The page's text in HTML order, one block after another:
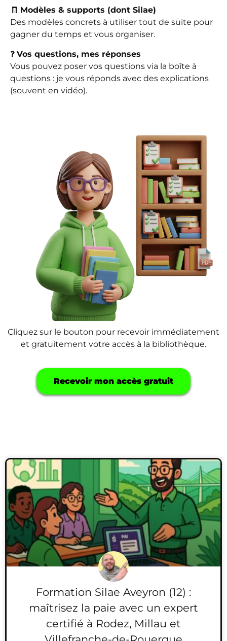
🧾 Modèles & supports (dont Silae)
Des modèles concrets à utiliser tout de suite pour
gagner du temps et vous organiser.
❓ Vos questions, mes réponses
Vous pouvez poser vos questions via la boîte à
questions : je vous réponds avec des explications
(souvent en vidéo).
Cliquez sur le bouton pour recevoir immédiatement
et gratuitement votre accès à la bibliothèque.
Recevoir mon accès gratuit
Formation Silae Aveyron (12) :
maîtrisez la paie avec un expert
certifié à Rodez, Millau et